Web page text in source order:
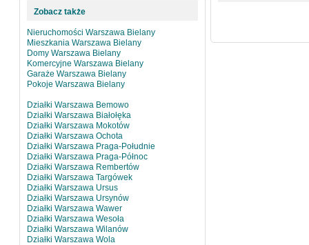
Zobacz także
Nieruchomości Warszawa Bielany
Mieszkania Warszawa Bielany
Domy Warszawa Bielany
Komercyjne Warszawa Bielany
Garaże Warszawa Bielany
Pokoje Warszawa Bielany
Działki Warszawa Bemowo
Działki Warszawa Białołęka
Działki Warszawa Mokotów
Działki Warszawa Ochota
Działki Warszawa Praga-Południe
Działki Warszawa Praga-Północ
Działki Warszawa Rembertów
Działki Warszawa Targówek
Działki Warszawa Ursus
Działki Warszawa Ursynów
Działki Warszawa Wawer
Działki Warszawa Wesoła
Działki Warszawa Wilanów
Działki Warszawa Wola